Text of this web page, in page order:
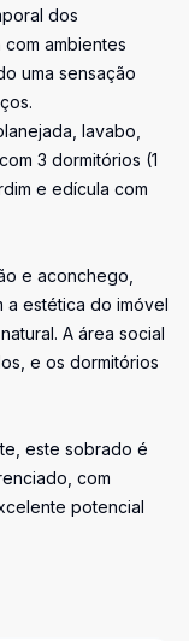
dos
ambientes
uma sensação
lavabo,
3 dormitórios (1
e edícula com
e aconchego,
a estética do imóvel
A área social
e os dormitórios
este sobrado é
com
potencial